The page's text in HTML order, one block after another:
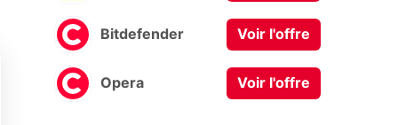
Bitdefender Voir l'offre
Opera Voir l'offre